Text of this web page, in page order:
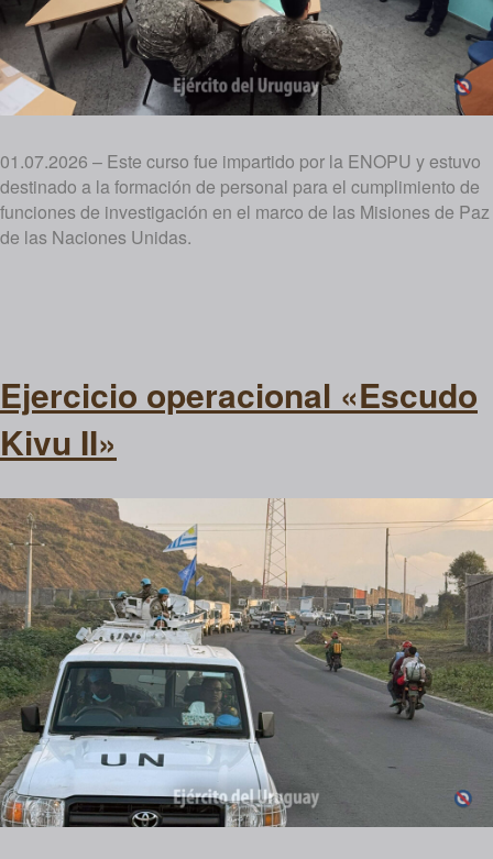
01.07.2026 – Este curso fue impartido por la ENOPU y estuvo
destinado a la formación de personal para el cumplimiento de
funciones de investigación en el marco de las Misiones de Paz
de las Naciones Unidas.
Ejercicio operacional «Escudo
Kivu II»